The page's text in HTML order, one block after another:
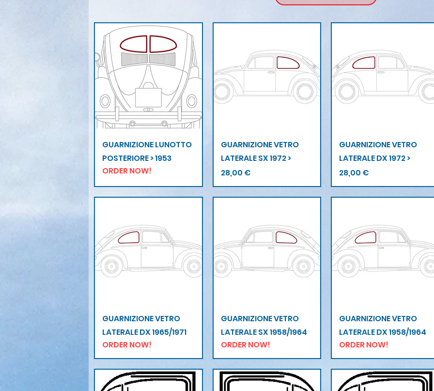
Vista rapida
GUARNIZIONE LUNOTTO
POSTERIORE > 1953
ORDER NOW!
Vista rapida
GUARNIZIONE VETRO
LATERALE SX 1972 >
Prezzo
28,00 €
Vista rapida
GUARNIZIONE VETRO
LATERALE DX 1972 >
Prezzo
28,00 €
Vista rapida
GUARNIZIONE VETRO
LATERALE DX 1965/1971
ORDER NOW!
Vista rapida
GUARNIZIONE VETRO
LATERALE SX 1958/1964
ORDER NOW!
Vista rapida
GUARNIZIONE VETRO
LATERALE DX 1958/1964
ORDER NOW!